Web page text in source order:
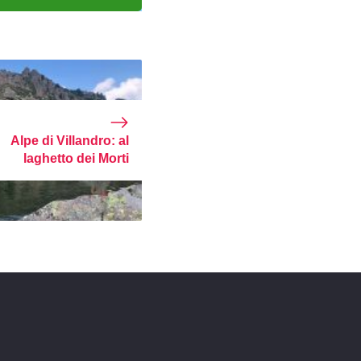
Alpe di Villandro: al
laghetto dei Morti